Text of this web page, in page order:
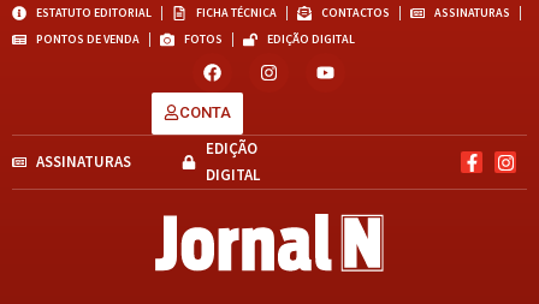
ESTATUTO EDITORIAL FICHA TÉCNICA CONTACTOS
ASSINATURAS
PONTOS DE VENDA
FOTOS EDIÇÃO DIGITAL
CONTA
ASSINATURAS
EDIÇÃO
DIGITAL